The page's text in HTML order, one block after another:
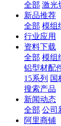
全部 激光
新品推荐
全部 模组
行业应用
资料下载
全部 模组
铝型材配
15系列 国
搜索产品
新闻动态
全部 公司
阿里商铺